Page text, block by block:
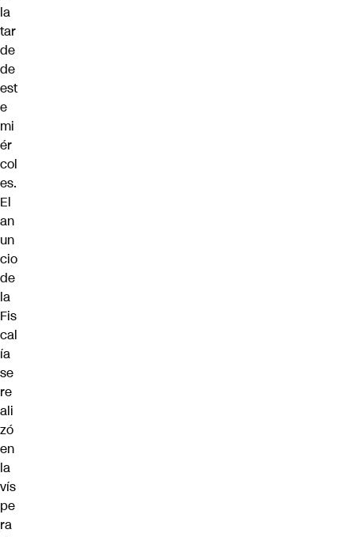
la
tar
de
de
est
e
mi
ér
col
es.
El
an
un
cio
de
la
Fis
cal
ía
se
re
ali
zó
en
la
vís
pe
ra